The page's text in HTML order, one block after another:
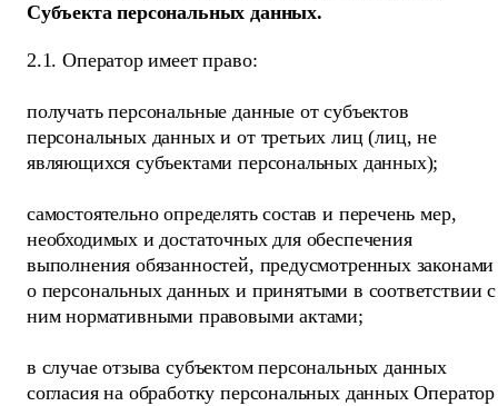
Субъекта персональных данных.
2.1. Оператор имеет право:
получать персональные данные от субъектов
персональных данных и от третьих лиц (лиц, не
являющихся субъектами персональных данных);
самостоятельно определять состав и перечень мер,
необходимых и достаточных для обеспечения
выполнения обязанностей, предусмотренных законами
о персональных данных и принятыми в соответствии с
ним нормативными правовыми актами;
в случае отзыва субъектом персональных данных
согласия на обработку персональных данных Оператор